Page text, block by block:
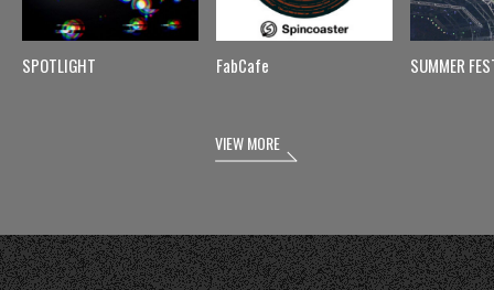
SPOTLIGHT FabCafe SUMMER
VIEW MORE